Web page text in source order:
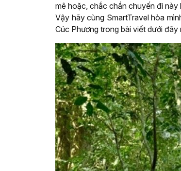
mê hoặc, chắc chắn chuyến đi này
Vậy hãy cùng SmartTravel hòa
Cúc Phương trong bài viết dưới đây